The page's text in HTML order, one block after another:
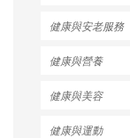
健康與安老服務
健康與營養
健康與美容
健康與運動